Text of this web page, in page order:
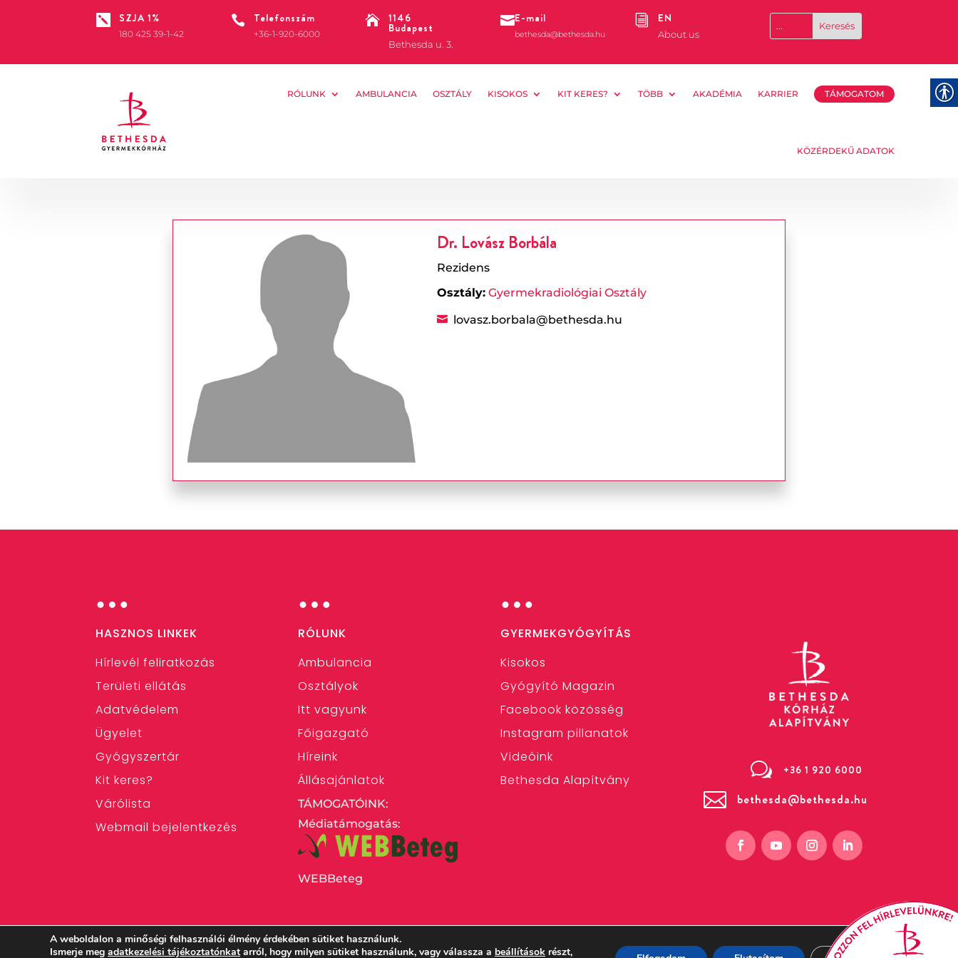
 SZJA 1%
180 425 39-1-42
 Telefonszám
+36-1-920-6000
 1146
Budapest
Bethesda u. 3.
E-mail
bethesda@bethesda.hu
i EN
About us
RÓLUNK AMBULANCIA OSZTÁLY KISOKOS KIT KERES? TÖBB AKADÉMIA KARRIER TÁMOGATOM
KÖZÉRDEKŰ ADATOK
Dr. Lovász Borbála
Rezidens
Osztály: Gyermekradiológiai Osztály
 lovasz.borbala@bethesda.hu
…
HASZNOS LINKEK
Hírlevél feliratkozás
Területi ellátás
Adatvédelem
Ügyelet
Gyógyszertár
Kit keres?
Várólista
Webmail bejelentkezés
…
RÓLUNK
Ambulancia
Osztályok
Itt vagyunk
Főigazgató
Híreink
Állásajánlatok
TÁMOGATÓINK:
Médiatámogatás:
WEBBeteg
…
GYERMEKGYÓGYÍTÁS
Kisokos
Gyógyító Magazin
Facebook közösség
Instagram pillanatok
Videóink
Bethesda Alapítvány
w +36 1 920 6000
 bethesda@bethesda.hu
A weboldalon a minőségi felhasználói élmény érdekében sütiket használunk.
Ismerje meg adatkezelési tájékoztatónkat arról, hogy milyen sütiket használunk, vagy válassza a beállítások részt,